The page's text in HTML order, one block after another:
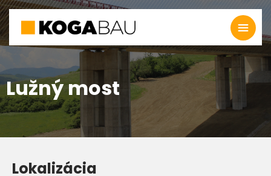
Lužný most
Lokalizácia